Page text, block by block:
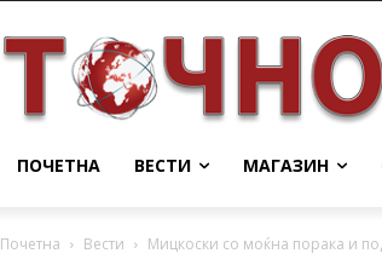
ПОЧЕТНА ВЕСТИ МАГАЗИН
Почетна Вести Мицкоски со моќна порака и